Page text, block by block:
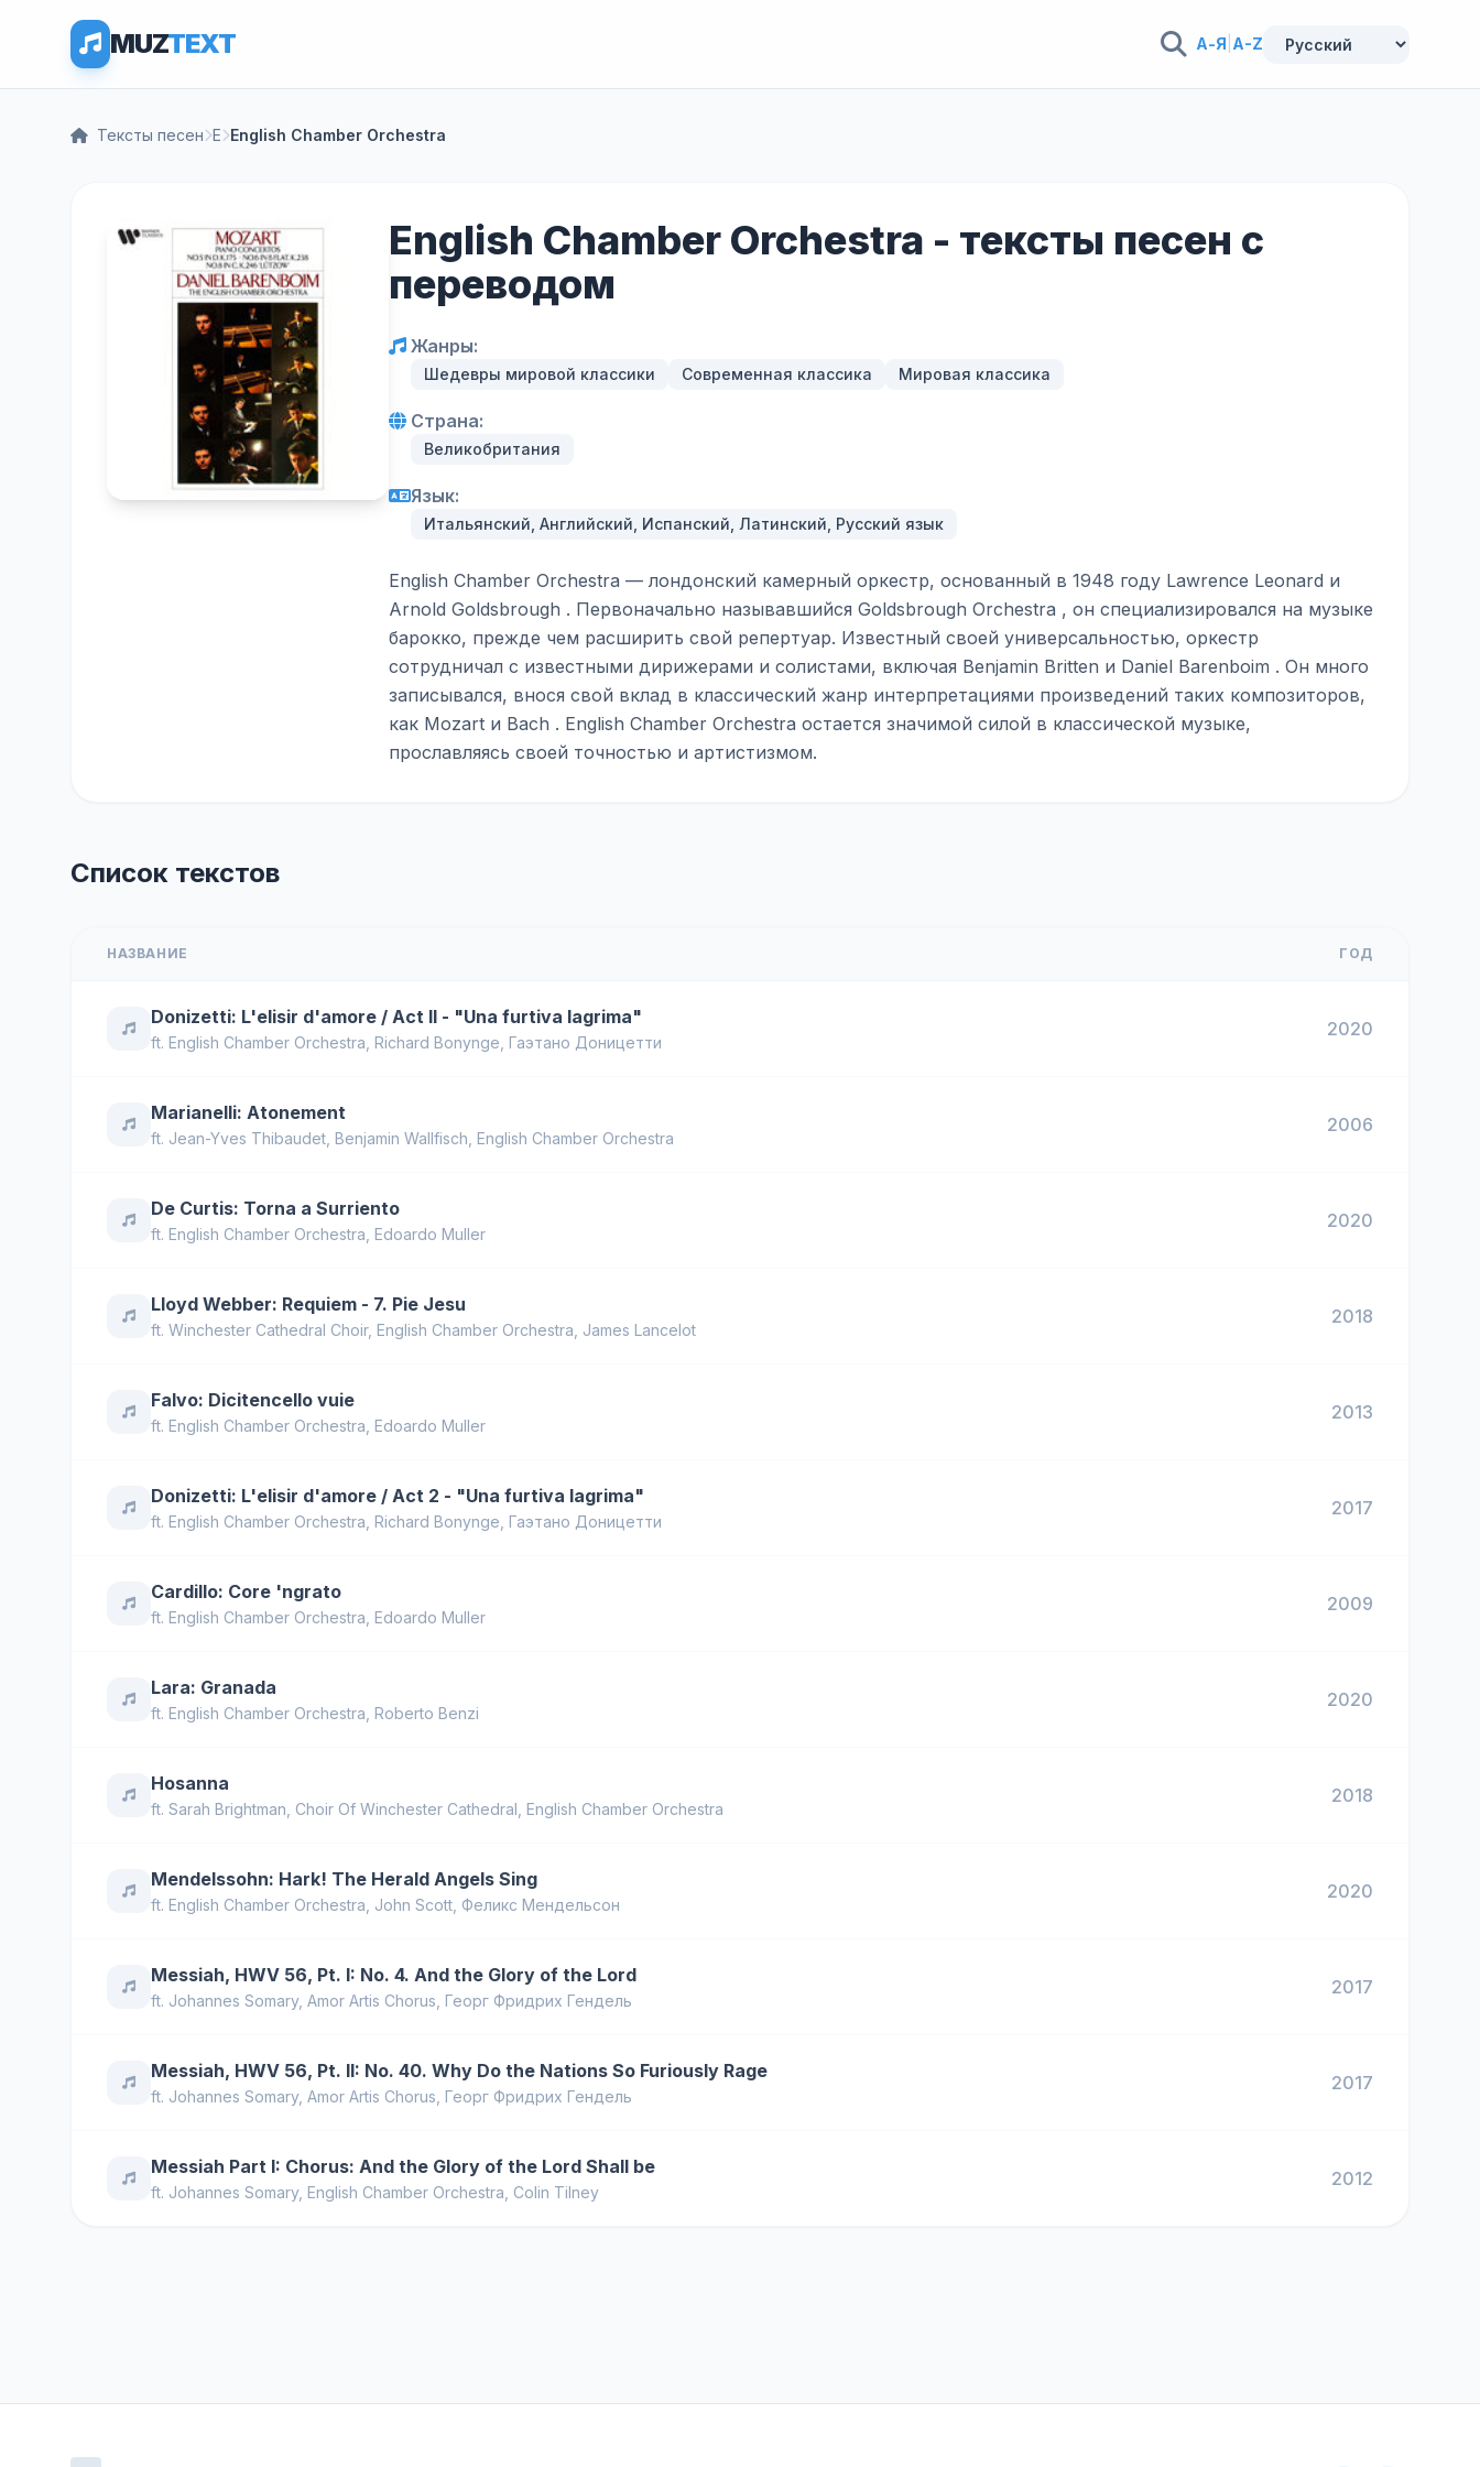
MUZTEXT А-Я A-Z
Тексты песен E English Chamber Orchestra
English Chamber Orchestra - тексты песен с
переводом
Жанры:
Шедевры мировой классики Современная классика Мировая классика
Страна:
Великобритания
Язык:
Итальянский, Английский, Испанский, Латинский, Русский язык
English Chamber Orchestra — лондонский камерный оркестр, основанный в 1948 году Lawrence Leonard и
Arnold Goldsbrough . Первоначально называвшийся Goldsbrough Orchestra , он специализировался на музыке
барокко, прежде чем расширить свой репертуар. Известный своей универсальностью, оркестр
сотрудничал с известными дирижерами и солистами, включая Benjamin Britten и Daniel Barenboim . Он много
записывался, внося свой вклад в классический жанр интерпретациями произведений таких композиторов,
как Mozart и Bach . English Chamber Orchestra остается значимой силой в классической музыке,
прославляясь своей точностью и артистизмом.
Список текстов
НАЗВАНИЕ ГОД
Donizetti: L'elisir d'amore / Act II - "Una furtiva lagrima"
ft. English Chamber Orchestra Richard Bonynge Гаэтано Доницетти
2020
Marianelli: Atonement
ft. Jean-Yves Thibaudet Benjamin Wallfisch English Chamber Orchestra
2006
De Curtis: Torna a Surriento
ft. English Chamber Orchestra Edoardo Muller
2020
Lloyd Webber: Requiem - 7. Pie Jesu
ft. Winchester Cathedral Choir, English Chamber Orchestra James Lancelot
2018
Falvo: Dicitencello vuie
ft. English Chamber Orchestra Edoardo Muller
2013
Donizetti: L'elisir d'amore / Act 2 - "Una furtiva lagrima"
ft. English Chamber Orchestra Richard Bonynge Гаэтано Доницетти
2017
Cardillo: Core 'ngrato
ft. English Chamber Orchestra Edoardo Muller
2009
Lara: Granada
ft. English Chamber Orchestra Roberto Benzi
2020
Hosanna
ft. Sarah Brightman Choir Of Winchester Cathedral English Chamber Orchestra
2018
Mendelssohn: Hark! The Herald Angels Sing
ft. English Chamber Orchestra John Scott Феликс Мендельсон
2020
Messiah, HWV 56, Pt. I: No. 4. And the Glory of the Lord
ft. Johannes Somary, Amor Artis Chorus Георг Фридрих Гендель
2017
Messiah, HWV 56, Pt. II: No. 40. Why Do the Nations So Furiously Rage
ft. Johannes Somary, Amor Artis Chorus Георг Фридрих Гендель
2017
Messiah Part I: Chorus: And the Glory of the Lord Shall be
ft. Johannes Somary, English Chamber Orchestra Colin Tilney
2012